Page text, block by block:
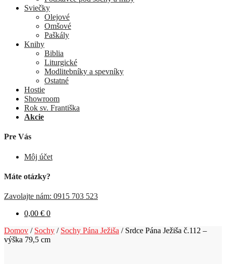
Sviečky
Olejové
Omšové
Paškály
Knihy
Biblia
Liturgické
Modlitebníky a spevníky
Ostatné
Hostie
Showroom
Rok sv. Františka
Akcie
Pre Vás
Môj účet
Máte otázky?
Zavolajte nám: 0915 703 523
0,00 € 0
Domov / Sochy / Sochy Pána Ježiša / Srdce Pána Ježiša č.112 –
výška 79,5 cm